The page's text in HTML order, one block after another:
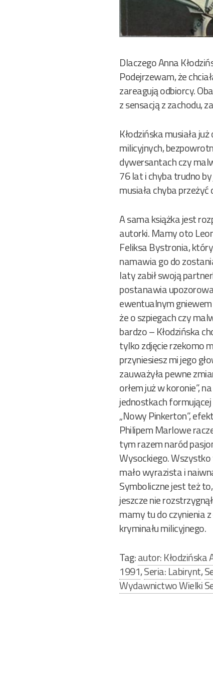
Dlaczego Anna
Podejrzewam, że
zareagują odbiorcy.
z sensacją z zachodu,
Kłodzińska musiała
milicyjnych,
dywersantach czy
76 lat i chyba trudno
musiała chyba
A sama książka jest
autorki. Mamy oto
Feliksa Bystronia,
namawia go do
laty zabił swoją
postanawia
ewentualnym
że o szpiegach czy
bardzo – Kłodzińska
tylko zdjęcie rzekomo
przyniesiesz mi jego
zauważyła pewne
orłem już w koronie”,
jednostkach
„Nowy Pinkerton”,
Philipem Marlowe
tym razem naród
Wysockiego.
mało wyrazista i
Symboliczne jest też
jeszcze nie
mamy tu do czynienia
kryminału milicyjnego.
Tag:autor: Kłodzińska
1991,Seria: Labirynt,
Wydawnictwo Wielki